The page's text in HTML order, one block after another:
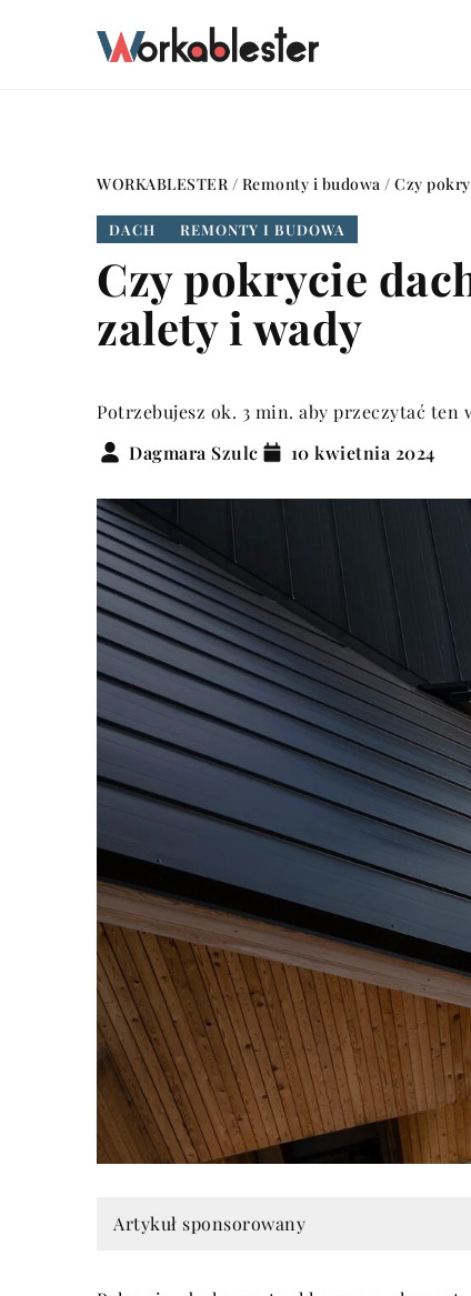
WORKABLESTER/ Remonty i budowa / Czy
DACH REMONTY I BUDOWA
Czy pokrycie
zalety i wady
Potrzebujesz ok. 3 min. aby przeczytać ten
Dagmara Szulc
10 kwietnia 2024
Artykuł sponsorowany